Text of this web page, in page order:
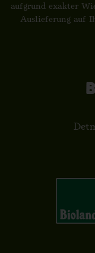
aufgrund exakter
Auslieferung auf